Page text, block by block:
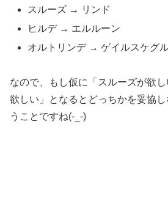
スルーズ → リンド
ヒルデ → エルルーン
オルトリンデ → ゲイルスケグ
なので、もし仮に「スルーズが欲
欲しい」となるとどっちかを妥協
うことですね(-_-)